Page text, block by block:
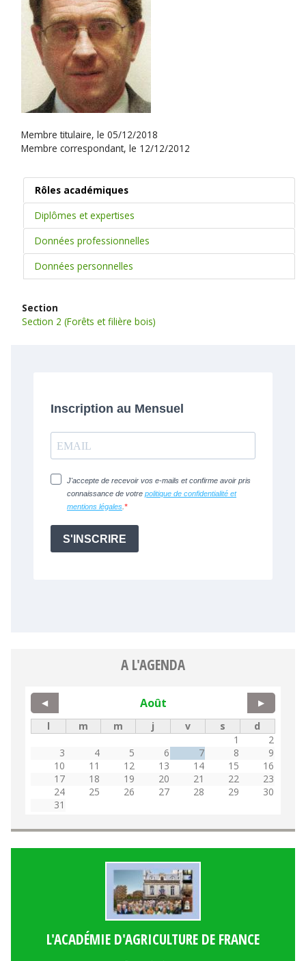
Membre titulaire, le 05/12/2018
Membre correspondant, le 12/12/2012
Rôles académiques
Diplômes et expertises
Données professionnelles
Données personnelles
Section
Section 2 (Forêts et filière bois)
A L'AGENDA
Août
◀ ▶
l m m j v s
d
1
2
3
4 5 6 7 8
9
10
11 12 13 14 15
16
17
18 19 20 21 22
23
24
25 26 27 28 29
30
31
L'ACADÉMIE D'AGRICULTURE DE FRANCE